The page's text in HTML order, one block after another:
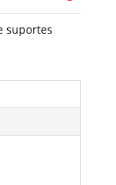
suportes